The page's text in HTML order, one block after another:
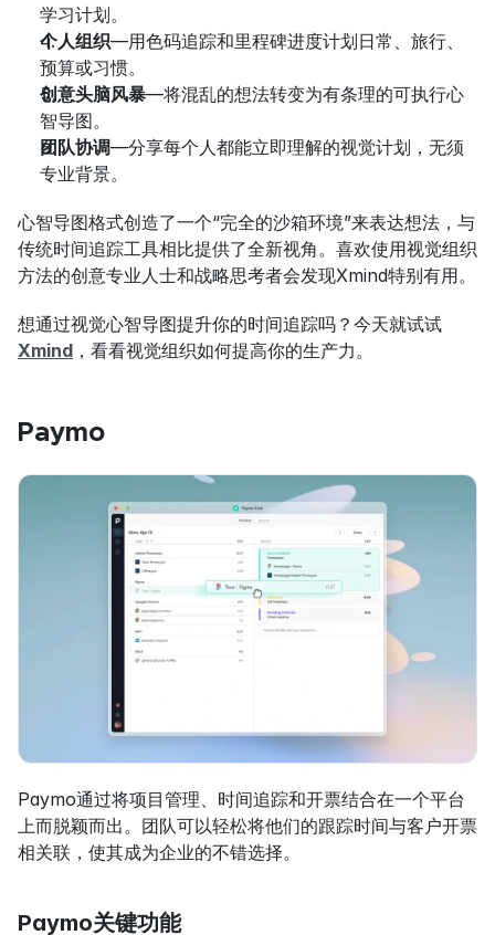
学习计划。
个人组织—用色码追踪和里程碑进度计划日常、旅行、
预算或习惯。
创意头脑风暴—将混乱的想法转变为有条理的可执行心
智导图。
团队协调—分享每个人都能立即理解的视觉计划，无须
专业背景。
心智导图格式创造了一个“完全的沙箱环境”来表达想法，与
传统时间追踪工具相比提供了全新视角。喜欢使用视觉组织
方法的创意专业人士和战略思考者会发现Xmind特别有用。
想通过视觉心智导图提升你的时间追踪吗？今天就试试
Xmind ，看看视觉组织如何提高你的生产力。
Paymo
Paymo通过将项目管理、时间追踪和开票结合在一个平台
上而脱颖而出。团队可以轻松将他们的跟踪时间与客户开票
相关联，使其成为企业的不错选择。
Paymo关键功能